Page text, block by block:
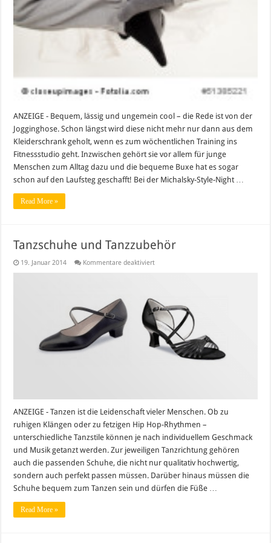
ANZEIGE - Bequem, lässig und ungemein cool – die Rede ist von der
Jogginghose. Schon längst wird diese nicht mehr nur dann aus dem
Kleiderschrank geholt, wenn es zum wöchentlichen Training ins
Fitnessstudio geht. Inzwischen gehört sie vor allem für junge
Menschen zum Alltag dazu und die bequeme Buxe hat es sogar
schon auf den Laufsteg geschafft! Bei der Michalsky-Style-Night …
Read More »
Tanzschuhe und Tanzzubehör
19. Januar 2014 Kommentare deaktiviertfür
ANZEIGE - Tanzen ist die Leidenschaft vieler Menschen. Ob zu
ruhigen Klängen oder zu fetzigen Hip Hop-Rhythmen –
unterschiedliche Tanzstile können je nach individuellem Geschmack
und Musik getanzt werden. Zur jeweiligen Tanzrichtung gehören
auch die passenden Schuhe, die nicht nur qualitativ hochwertig,
sondern auch perfekt passen müssen. Darüber hinaus müssen die
Schuhe bequem zum Tanzen sein und dürfen die Füße …
Read More »